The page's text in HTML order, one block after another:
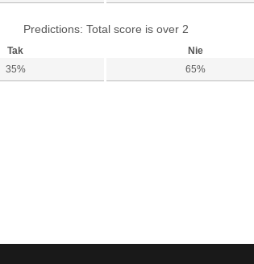
Predictions: Total score is over 2
Tak
Nie
35%
65%